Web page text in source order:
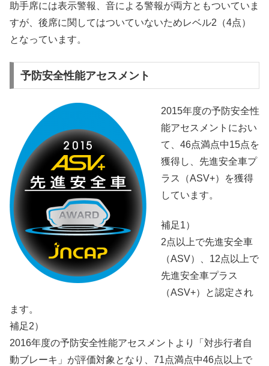
助手席には表示警報、音による警報が両方ともついていま
すが、後席に関してはついていないためレベル2（4点）
となっています。
予防安全性能アセスメント
2015年度の予防安全性
能アセスメントにおい
て、46点満点中15点を
獲得し、先進安全車プ
ラス（ASV+）を獲得
しています。
補足1）
2点以上で先進安全車
（ASV）、12点以上で
先進安全車プラス
（ASV+）と認定され
ます。
補足2）
2016年度の予防安全性能アセスメントより「対歩行者自
動ブレーキ」が評価対象となり、71点満点中46点以上で